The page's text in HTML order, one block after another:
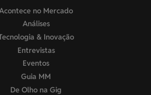
no Mercado
Análises
& Inovação
Entrevistas
Eventos
Guia MM
De Olho na Gig